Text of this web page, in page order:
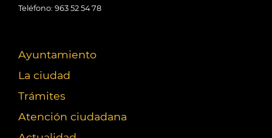
Teléfono: 963 52 54 78
Ayuntamiento
La ciudad
Trámites
Atención ciudadana